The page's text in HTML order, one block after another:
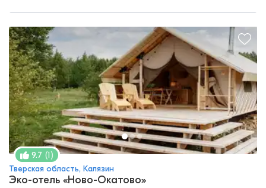
9.7 (1)
Тверская область, Калязин
Эко-отель «Ново-Окатово»